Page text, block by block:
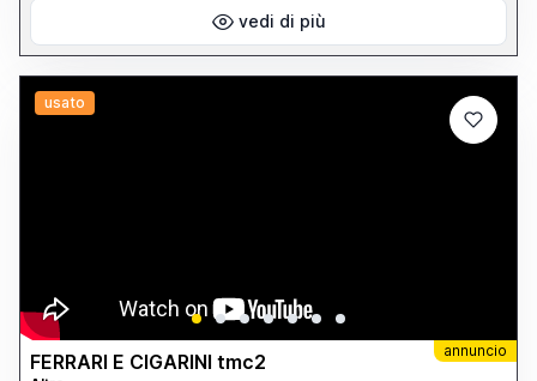
vedi di più
usato
annuncio
FERRARI E CIGARINI tmc2